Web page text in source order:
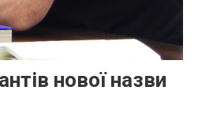
нової назви